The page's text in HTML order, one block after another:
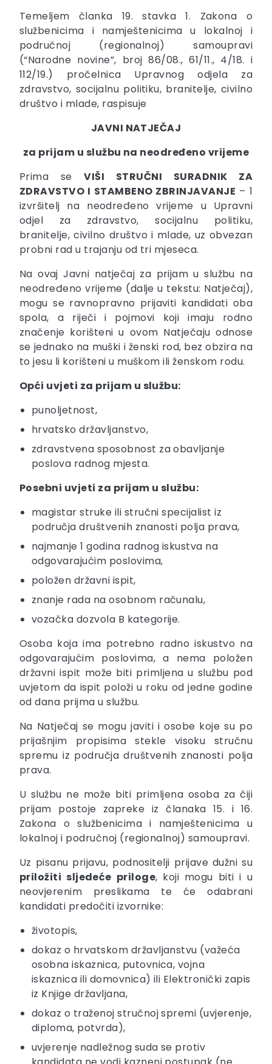
Temeljem članka 19. stavka 1. Zakona o
službenicima i namještenicima u lokalnoj i
područnoj (regionalnoj) samoupravi
(“Narodne novine”, broj 86/08., 61/11., 4/18. i
112/19.) pročelnica Upravnog odjela za
zdravstvo, socijalnu politiku, branitelje, civilno
društvo i mlade, raspisuje
JAVNI NATJEČAJ
za prijam u službu na neodređeno vrijeme
Prima seVIŠI STRUČNI SURADNIK ZA
ZDRAVSTVO I STAMBENO ZBRINJAVANJE – 1
izvršitelj na neodređeno vrijeme u Upravni
odjel za zdravstvo, socijalnu politiku,
branitelje, civilno društvo i mlade, uz obvezan
probni rad u trajanju od tri mjeseca.
Na ovaj Javni natječaj za prijam u službu na
neodređeno vrijeme (dalje u tekstu: Natječaj),
mogu se ravnopravno prijaviti kandidati oba
spola, a riječi i pojmovi koji imaju rodno
značenje korišteni u ovom Natječaju odnose
se jednako na muški i ženski rod, bez obzira na
to jesu li korišteni u muškom ili ženskom rodu.
Opći uvjeti za prijam u službu:
punoljetnost,
hrvatsko državljanstvo,
zdravstvena sposobnost za obavljanje
poslova radnog mjesta.
Posebni uvjeti za prijam u službu:
magistar struke ili stručni specijalist iz
područja društvenih znanosti polja prava,
najmanje 1 godina radnog iskustva na
odgovarajućim poslovima,
položen državni ispit,
znanje rada na osobnom računalu,
vozačka dozvola B kategorije.
Osoba koja ima potrebno radno iskustvo na
odgovarajućim poslovima, a nema položen
državni ispit može biti primljena u službu pod
uvjetom da ispit položi u roku od jedne godine
od dana prijma u službu.
Na Natječaj se mogu javiti i osobe koje su po
prijašnjim propisima stekle visoku stručnu
spremu iz područja društvenih znanosti polja
prava.
U službu ne može biti primljena osoba za čiji
prijam postoje zapreke iz članaka 15. i 16.
Zakona o službenicima i namještenicima u
lokalnoj i područnoj (regionalnoj) samoupravi.
Uz pisanu prijavu, podnositelji prijave dužni su
priložiti sljedeće priloge, koji mogu biti i u
neovjerenim preslikama te će odabrani
kandidati predočiti izvornike:
životopis,
dokaz o hrvatskom državljanstvu (važeća
osobna iskaznica, putovnica, vojna
iskaznica ili domovnica) ili Elektronički zapis
iz Knjige državljana,
dokaz o traženoj stručnoj spremi (uvjerenje,
diploma, potvrda),
uvjerenje nadležnog suda se protiv